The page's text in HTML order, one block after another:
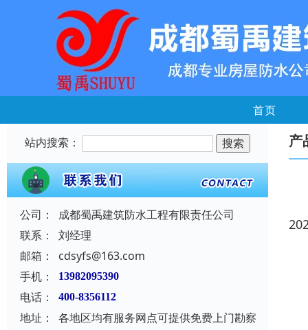
首页
站内搜索：
公司：
成都蜀禹建筑防水工程有限责任公司
联系：
刘经理
邮箱：
cdsyfs@163.com
手机：
13982095390
电话： 400-8356112
地址：
各地区均有服务网点可提供免费上门勘察
产